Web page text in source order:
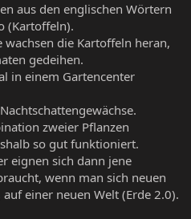
aus den englischen Wörtern
(Kartoffeln).
die Kartoffeln heran,
gedeihen.
in einem Gartencenter
zweier Pflanzen
so gut funktioniert.
eignen sich dann jene
wenn man sich neuen
einer neuen Welt (Erde 2.0).